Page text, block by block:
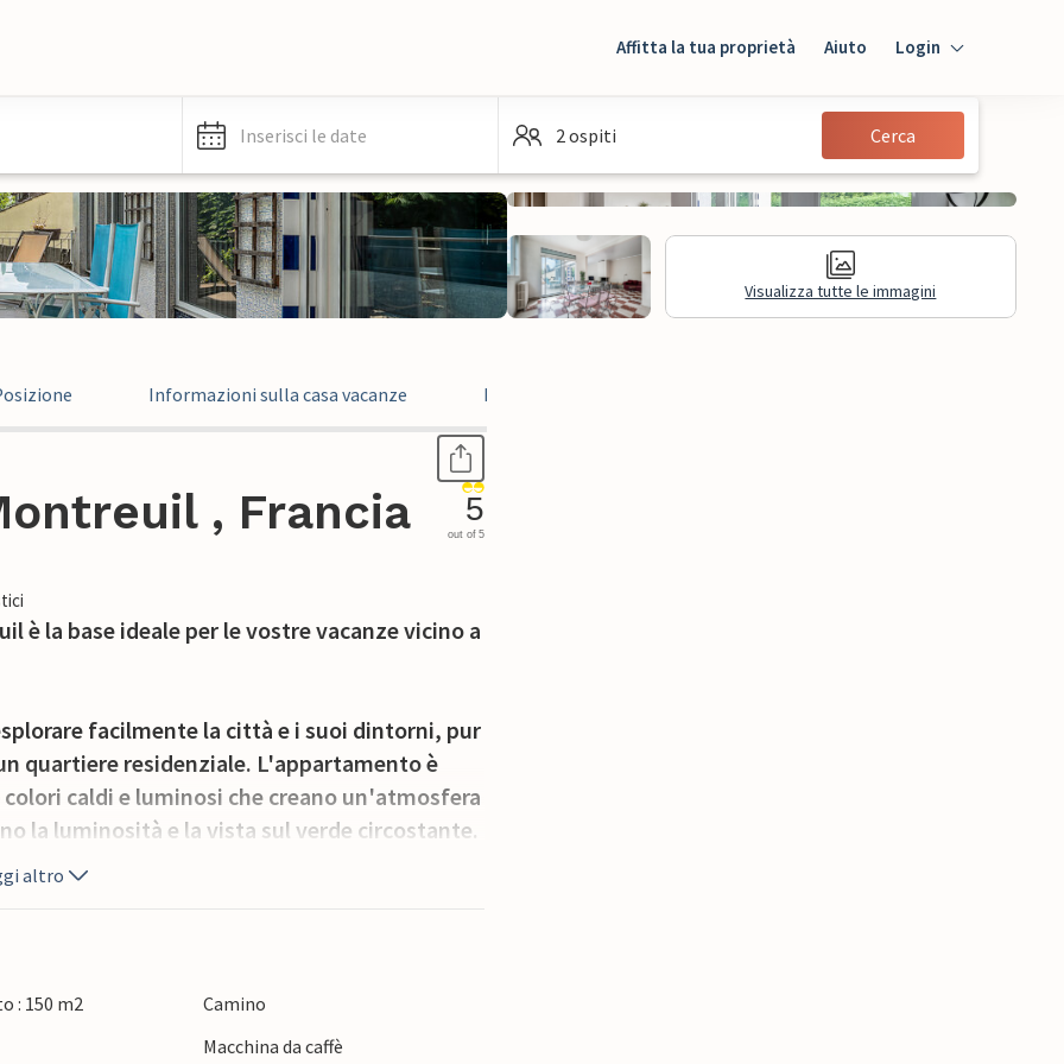
Affitta la tua proprietà Aiuto Login
Ospiti
Inserisci le date 2 ospiti Cerca
Visualizza tutte le immagini
Informazioni sulla casa vacanze Recensioni
, Francia 5
out of 5
è la base ideale per le vostre vacanze vicino a
facilmente la città e i suoi dintorni, pur
quartiere residenziale. L'appartamento è
caldi e luminosi che creano un'atmosfera
la luminosità e la vista sul verde circostante.
mentre la zona giorno con mobili confortevoli
concludere la giornata con un bicchiere di
altro
: 150 m2
Camino
Macchina da caffè